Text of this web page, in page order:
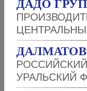
ДАДО
УРАЛЬСКИЙ